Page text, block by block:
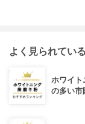
よく見られてい
ホワイト
の多い市